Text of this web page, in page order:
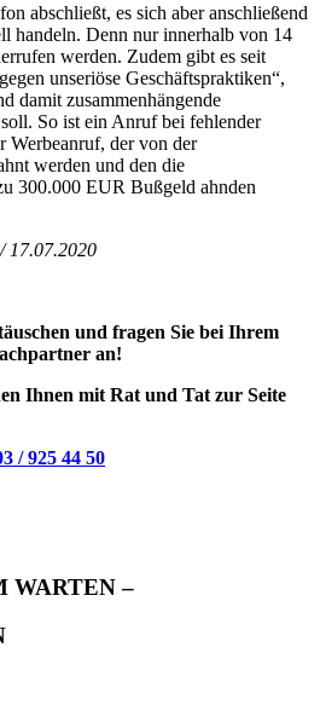
abschließt, es sich aber anschließend
handeln. Denn nur innerhalb von 14
werden. Zudem gibt es seit
unseriöse Geschäftspraktiken“,
damit zusammenhängende
So ist ein Anruf bei fehlender
der von der
werden und den die
300.000 EUR Bußgeld ahnden
17.07.2020
und fragen Sie bei Ihrem
an!
Ihnen mit Rat und Tat zur Seite
/ 925 44 50
WARTEN –